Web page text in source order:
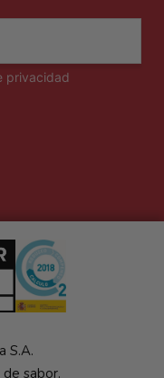
privacidad
S.A.
sabor.